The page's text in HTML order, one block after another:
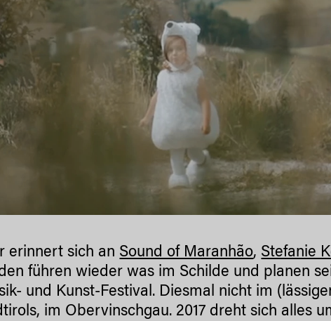
erinnert sich an Sound of Maranhão, Stefanie
führen wieder was im Schilde und planen
und Kunst-Festival. Diesmal nicht im
im Obervinschgau. 2017 dreht sich alles